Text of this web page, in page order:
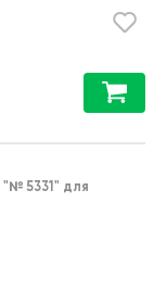
"№ 5331" для